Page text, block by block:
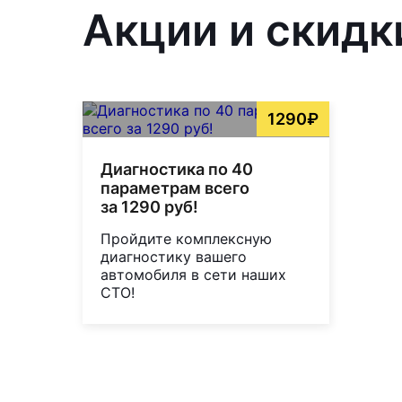
Акции и
1290₽
Диагностика по 40
параметрам всего
за 1290 руб!
Пройдите комплексную
диагностику вашего
автомобиля в сети наших
СТО!